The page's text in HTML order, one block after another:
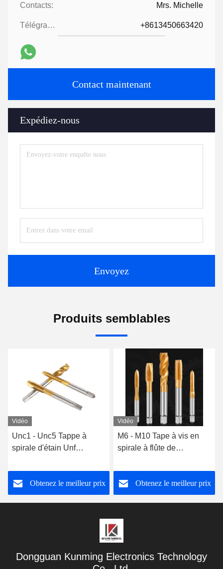
Contacts: Mrs. Michelle
Télégramme: +8613450663420
Contact maintenant
Expédiez-nous
Envoyez
Produits semblables
Vidéo
M6 - M10 Tape à vis en
spirale à flûte de
de carbure Tape à fil
métrique à vis
Obtenez le meilleur prix
Vidéo
Tapes à fils fins en alliage
d'aluminium à haute
Obtenez le meilleur prix
Dongguan Kunming Electronics Technology